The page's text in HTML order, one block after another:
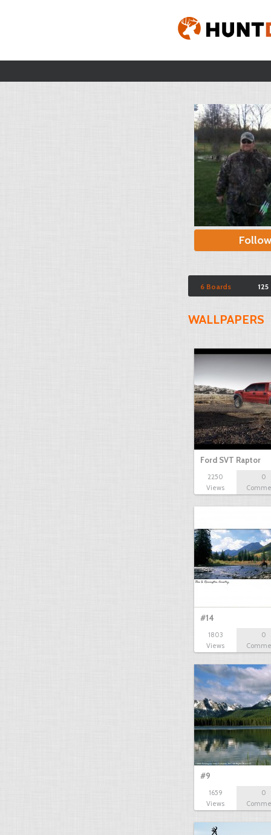
Follow
6 Boards
WALLPAPERS
Ford SVT Raptor
2250
Views
0
#14
1803
Views
0
#9
1659
Views
0